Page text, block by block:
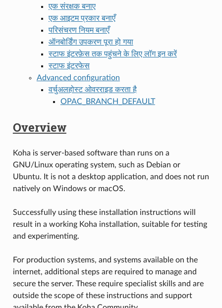
एक संरक्षक बनाए
एक आइटम प्रकार बनाएँ
परिसंचरण नियम बनाएँ
ऑनबोर्डिंग उपकरण पूरा हो गया
स्टाफ इंटरफ़ेस तक पहुंचने के लिए लॉग इन करें
स्टाफ इंटरफेस
Advanced configuration
वर्चुअलहोस्ट ओवरराइड करता है
OPAC_BRANCH_DEFAULT
Overview
Koha is server-based software than runs on a
GNU/Linux operating system, such as Debian or
Ubuntu. It is not a desktop application, and does not run
natively on Windows or macOS.
Successfully using these installation instructions will
result in a working Koha installation, suitable for testing
and experimenting.
For production systems, and systems available on the
internet, additional steps are required to manage and
secure the server. These require specialist skills and are
outside the scope of these instructions and support